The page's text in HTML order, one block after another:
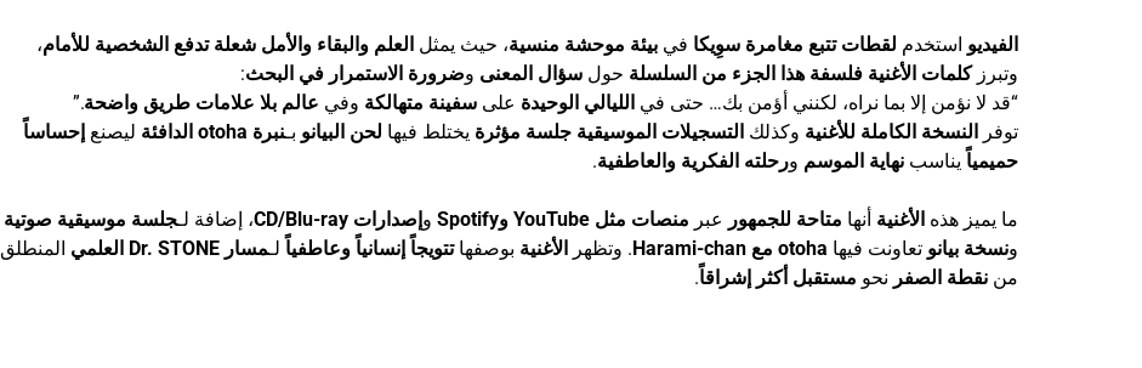
الفيديو استخدم لقطات تتبع مغامرة سوِيكا في بيئة موحشة منسية، حيث يمثل العلم والبقاء والأمل شعلة تدفع الشخصية للأمام،
وتبرزكلمات الأغنية فلسفة هذا الجزء من السلسلة حول سؤال المعنى وضرورة الاستمرار في البحث:
“قد لا نؤمن إلا بما نراه، لكنني أؤمن بك… حتى في الليالي الوحيدة على سفينة متهالكة وفي عالم بلا علامات طريق واضحة.”
توفر
النسخة الكاملة للأغنية وكذلك التسجيلات الموسيقية جلسة مؤثرة يختلط فيها لحن البيانو بـنبرة otoha الدافئة ليصنع إحساساً
حميمياً يناسب نهاية الموسم ورحلته الفكرية والعاطفية.
ما يميز هذه الأغنية أنها متاحة للجمهور عبر منصات مثل YouTube وSpotify وإصدارات CD/Blu-ray ، إضافة لـجلسة موسيقية صوتية
ونسخة بيانو تعاونت فيها otoha مع Harami-chan . وتظهر الأغنية بوصفهاتتويجاً إنسانياً وعاطفياً لـمسار Dr. STONE العلمي
المنطلق
من نقطة الصفر نحو مستقبل أكثر إشراقاً.